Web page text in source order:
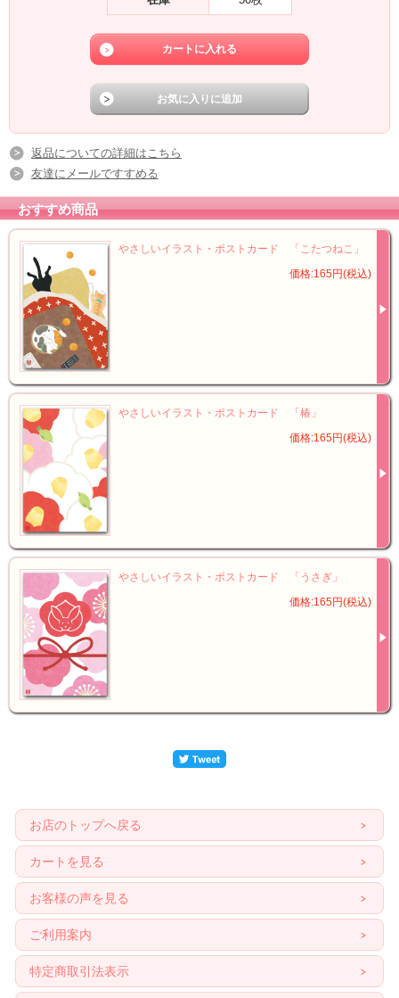
返品についての詳細はこちら
友達にメールですすめる
おすすめ商品
やさしいイラスト・ポストカード 「こたつねこ」
価格:165円(税込)
やさしいイラスト・ポストカード 「椿」
価格:165円(税込)
やさしいイラスト・ポストカード 「うさぎ」
価格:165円(税込)
お店のトップへ戻る
カートを見る
お客様の声を見る
ご利用案内
特定商取引法表示